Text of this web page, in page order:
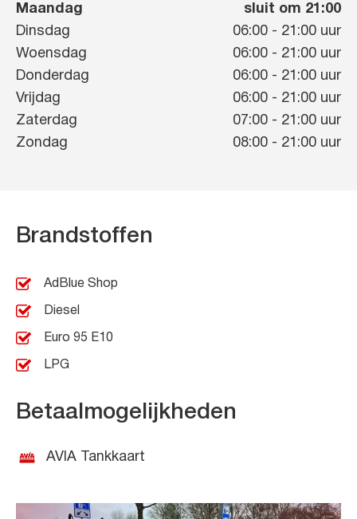
Maandag
sluit om 21:00
Dinsdag
06:00 - 21:00 uur
Woensdag
06:00 - 21:00 uur
Donderdag
06:00 - 21:00 uur
Vrijdag
06:00 - 21:00 uur
Zaterdag
07:00 - 21:00 uur
Zondag
08:00 - 21:00 uur
Brandstoffen
AdBlue Shop
Diesel
Euro 95 E10
LPG
Betaalmogelijkheden
AVIA Tankkaart